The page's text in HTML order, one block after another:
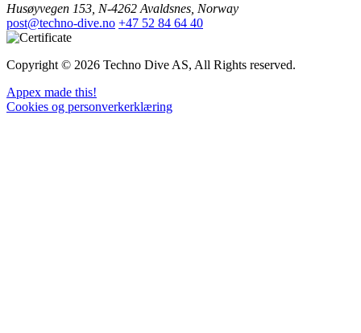
Husøyvegen 153, N-4262 Avaldsnes, Norway
post@techno-dive.no +47 52 84 64 40
Copyright © 2026 Techno Dive AS, All Rights reserved.
Appex made this!
Cookies og personverkerklæring